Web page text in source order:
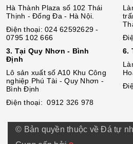
Hà Thành Plaza số 102 Thái
Thịnh - Đống Đa - Hà Nội.
Điện thoại: 024 62592629 -
0795 102 666
3. Tại Quy Nhơn - Bình
Định
Lô sản xuất số A10 Khu Công
nghiệp Phú Tài - Quy Nhơn -
Bình Định
Điện thoại: 0912 326 978
6.
© Bản quyền thuộc về Đá tự